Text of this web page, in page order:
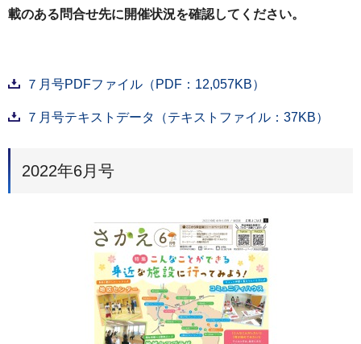
載のある問合せ先に開催状況を確認してください。
７月号PDFファイル（PDF：12,057KB）
７月号テキストデータ（テキストファイル：37KB）
2022年6月号